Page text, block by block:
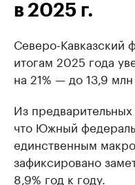
в 2025 г.
Северо-Кавказский
итогам 2025 года
на 21% — до 13,9 млн
Из
что Южный
единственным
зафиксировано
8,9% год к году.